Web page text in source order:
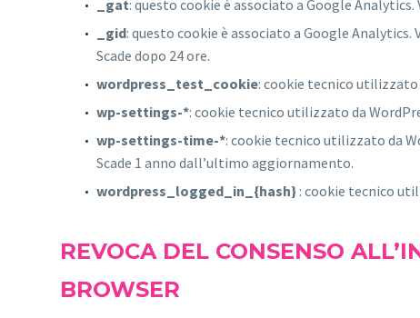
_gat: questo cookie è associato a Google
_gid: questo cookie è associato a Google
Scade dopo 24 ore.
wordpress_test_cookie: cookie tecnico utilizzato
wp-settings-*: cookie tecnico utilizzato da
wp-settings-time-*: cookie tecnico utilizzato da
Scade 1 anno dall’ultimo aggiornamento.
wordpress_logged_in_{hash} : cookie tecnico
REVOCA DEL CONSENSO
BROWSER